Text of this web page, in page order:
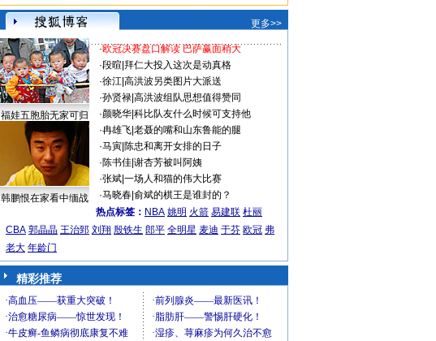
更多>>
福娃五胞胎无家可归
韩鹏恨在家看中缅战
·欧冠决赛盘口解读 巴萨赢面稍大
·段暄 拜仁大投入这次是动真格
·徐江| 高洪波另类图片大派送
·孙贤禄| 高洪波组队思想值得赞同
·颜晓华| 科比队友什么时候可支持他
·冉雄飞| 老聂的嘴和山东鲁能的腿
·马寅| 陈忠和离开女排的日子
·陈书佳| 谢杏芳被叫阿姨
·张斌| 一场人和猫的伟大比赛
·马晓春| 俞斌的棋王是谁封的？
热点标签： NBA 姚明 火箭 易建联 杜丽
CBA 郭晶晶 王治郅 刘翔 殷铁生 郎平 全明星 麦迪 于芬 欧冠 弗
老大 年龄门
精彩推荐